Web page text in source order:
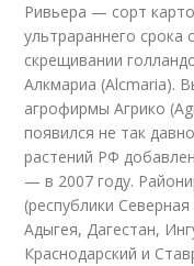
Ривьера — сорт
ультрараннего срока
скрещивании
Алкмариа (Alcmaria).
агрофирмы Агрико
появился не так
растений РФ
— в 2007 году.
(республики
Адыгея, Дагестан,
Краснодарский и